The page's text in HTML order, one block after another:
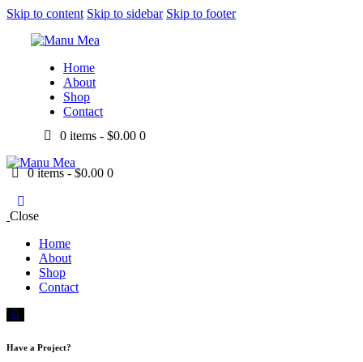
Skip to content Skip to sidebar Skip to footer
Home
About
Shop
Contact
0 items -$0.00 0
0 items-$0.00 0
Close
Home
About
Shop
Contact
Have a Project?